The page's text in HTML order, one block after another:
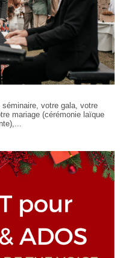
votre gala, votre
mariage (cérémonie laïque